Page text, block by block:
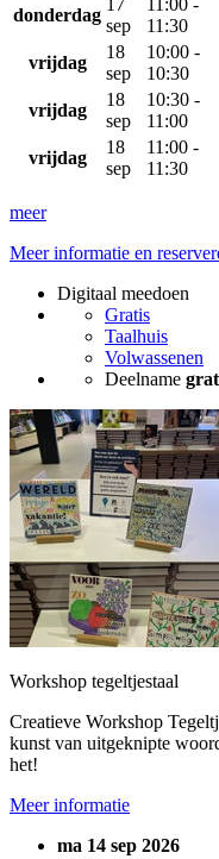
donderdag
sep
11:30
vrijdag
18
sep
10:00 -
10:30
vrijdag
18
sep
10:30 -
11:00
vrijdag
18
sep
11:00 -
11:30
meer
Meer informatie en
Digitaal meedoen
Gratis
Taalhuis
Volwassenen
Deelname
Workshop tegeltjestaal
Creatieve Workshop
kunst van uitgeknipte
het!
Meer informatie
ma 14 sep 2026